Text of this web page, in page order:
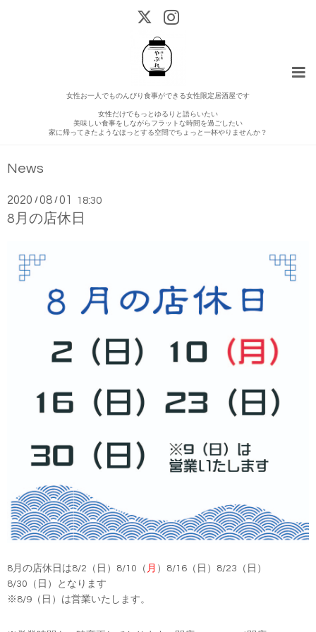
女性お一人でものんびり食事ができる女性限定居酒屋です
女性だけでもっとゆるりと語らいたい
美味しい食事をしながらフラットな時間を過ごしたい
家に帰ってきたようなほっとする空間でちょっと一杯やりませんか？
News
2020 /08 /01 18:30
8月の店休日
8月の店休日は8/2（日）8/10（ 月 ）8/16（日）8/23（日）
8/30（日）となります
※8/9（日）は営業いたします。